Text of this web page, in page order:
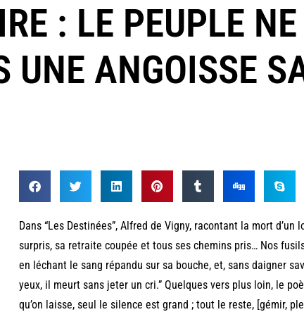
: LE PEUPLE
UNE ANGOISSE
Dans “Les Destinées”, Alfred de Vigny, racontant la mort
surpris, sa retraite coupée et tous ses chemins pris… Nos
en léchant le sang répandu sur sa bouche, et, sans daigner
yeux, il meurt sans jeter un cri.” Quelques vers plus loin, le
qu’on laisse, seul le silence est grand ; tout le reste, [gémir,